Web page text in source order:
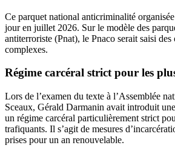
Ce parquet national anticriminalité
jour en juillet 2026. Sur le modèle des
antiterroriste (Pnat), le Pnaco serait saisi
complexes.
Régime carcéral strict pour les
Lors de l’examen du texte à l’Assemblée
Sceaux, Gérald Darmanin avait introduit
un régime carcéral particulièrement strict
trafiquants. Il s’agit de mesures
prises pour un an renouvelable.